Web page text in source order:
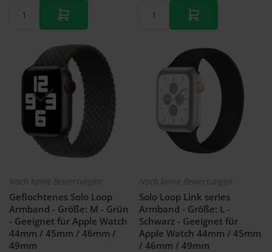
Noch keine Bewertungen
Geflochtenes Solo Loop
Armband - Größe: M - Grün
- Geeignet für Apple Watch
44mm / 45mm / 46mm /
49mm
Noch keine Bewertungen
Solo Loop Link series
Armband - Größe: L -
Schwarz - Geeignet für
Apple Watch 44mm / 45mm
/ 46mm / 49mm